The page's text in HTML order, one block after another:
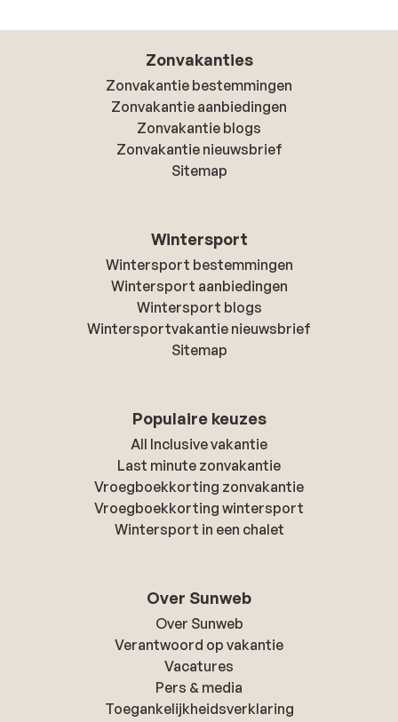
Zonvakanties
Zonvakantie bestemmingen
Zonvakantie aanbiedingen
Zonvakantie blogs
Zonvakantie nieuwsbrief
Sitemap
Wintersport
Wintersport bestemmingen
Wintersport aanbiedingen
Wintersport blogs
Wintersportvakantie nieuwsbrief
Sitemap
Populaire keuzes
All Inclusive vakantie
Last minute zonvakantie
Vroegboekkorting zonvakantie
Vroegboekkorting wintersport
Wintersport in een chalet
Over Sunweb
Over Sunweb
Verantwoord op vakantie
Vacatures
Pers & media
Toegankelijkheidsverklaring